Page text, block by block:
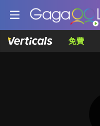
免費